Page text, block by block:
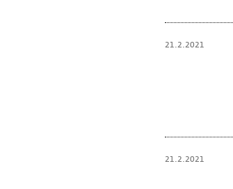
21.2.2021
21.2.2021